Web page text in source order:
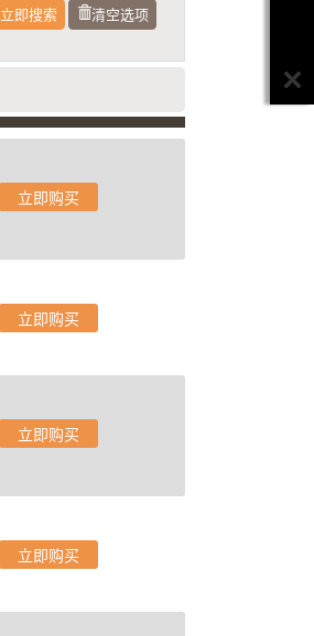
立即搜索 清空选项
立即购买
立即购买
立即购买
立即购买